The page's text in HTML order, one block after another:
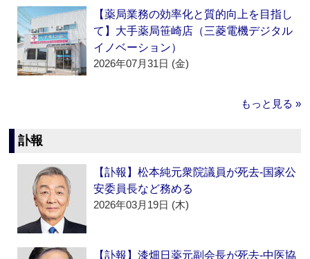
【薬局業務の効率化と質的向上を目指し
て】大手薬局笹崎店（三菱電機デジタル
イノベーション）
2026年07月31日 (金)
もっと見る »
訃報
【訃報】松本純元衆院議員が死去‐国家公
安委員長など務める
2026年03月19日 (木)
【訃報】漆畑日薬元副会長が死去‐中医協